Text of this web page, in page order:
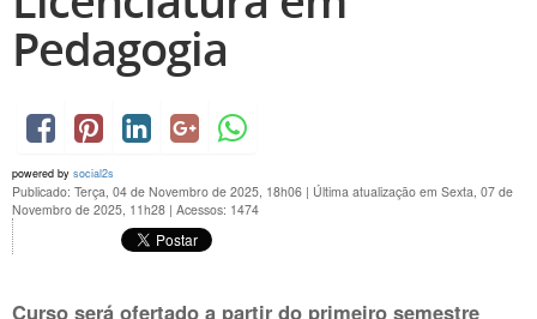
Pedagogia
powered by social2s
Publicado: Terça, 04 de Novembro de 2025, 18h06 | Última atualização em Sexta, 07 de
Novembro de 2025, 11h28 | Acessos: 1474
Curso será ofertado a partir do primeiro semestre